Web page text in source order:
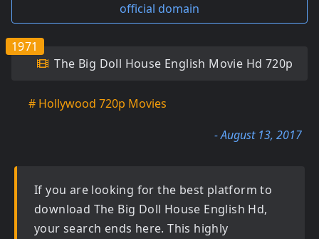
official domain
The Big Doll House English Movie Hd 720p
1971
# Hollywood 720p Movies
- August 13, 2017
If you are looking for the best platform to
download The Big Doll House English Hd,
your search ends here. This highly